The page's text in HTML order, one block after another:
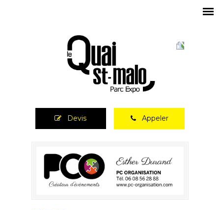
Devis Appeler